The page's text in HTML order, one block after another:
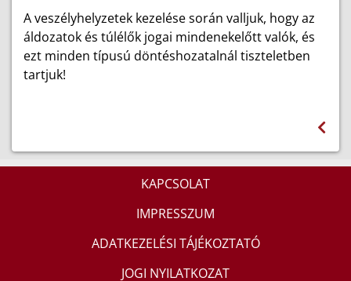
A veszélyhelyzetek kezelése során valljuk, hogy az
áldozatok és túlélők jogai mindenekelőtt valók, és
ezt minden típusú döntéshozatalnál tiszteletben
tartjuk!
KAPCSOLAT
IMPRESSZUM
ADATKEZELÉSI TÁJÉKOZTATÓ
JOGI NYILATKOZAT